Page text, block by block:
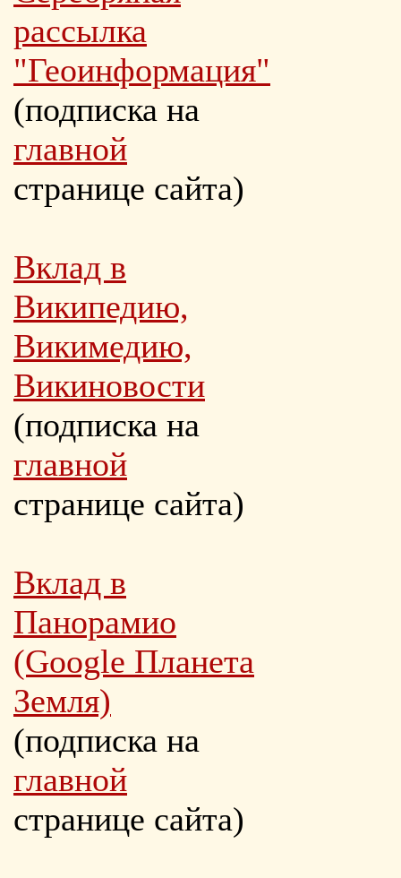
рассылка
"Геоинформация"
(подписка на
главной
странице сайта)
Вклад в
Википедию,
Викимедию,
Викиновости
(подписка на
главной
странице сайта)
Вклад в
Панорамио
(Google Планета
Земля)
(подписка на
главной
странице сайта)